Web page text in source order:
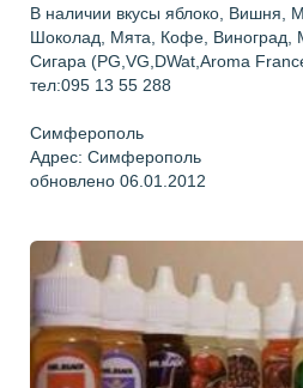
В наличии вкусы яблоко, Вишня,
Шоколад, Мята, Кофе, Виноград,
Сигара (PG,VG,DWat,Aroma
тел:095 13 55 288
Симферополь
Адрес: Симферополь
обновлено 06.01.2012